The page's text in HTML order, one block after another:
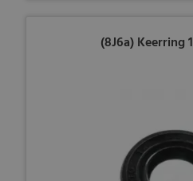
(8J6a) Keerring